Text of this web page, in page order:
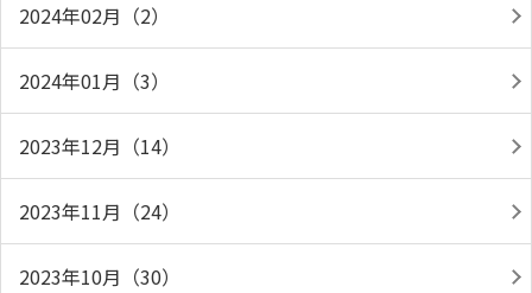
2024年02月（2）
2024年01月（3）
2023年12月（14）
2023年11月（24）
2023年10月（30）